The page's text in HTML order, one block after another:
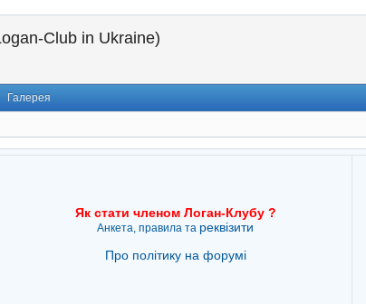
Club in Ukraine)
Галерея
Як стати членом Логан-Клубу ?
Анкета, правила та реквізити
Про політику на форумі